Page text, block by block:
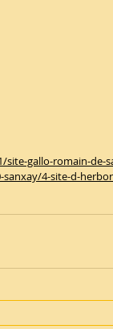
gallo-romain-de-
4-site-d-